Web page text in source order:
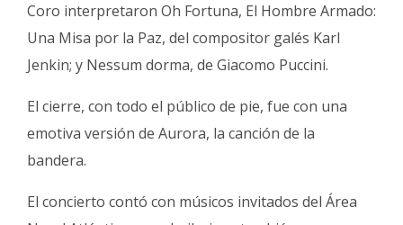
Coro interpretaron Oh Fortuna, El Hombre Armado:
Una Misa por la Paz, del compositor galés Karl
Jenkin; y Nessum dorma, de Giacomo Puccini.
El cierre, con todo el público de pie, fue con una
emotiva versión de Aurora, la canción de la
bandera.
El concierto contó con músicos invitados del Área